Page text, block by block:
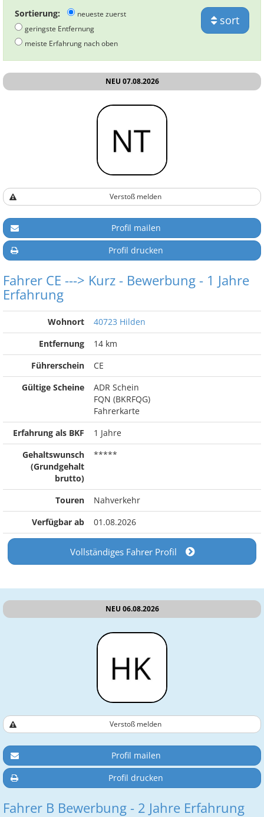
Sortierung:
neueste zuerst
geringste Entfernung
meiste Erfahrung nach oben
sort
NEU 07.08.2026
Verstoß melden
Profil mailen
Profil drucken
Fahrer CE ---> Kurz - Bewerbung - 1 Jahre
Erfahrung
Wohnort
40723 Hilden
Entfernung
14 km
Führerschein
CE
Gültige Scheine
ADR Schein
FQN (BKRFQG)
Fahrerkarte
Erfahrung als BKF
1 Jahre
Gehaltswunsch
(Grundgehalt
brutto)
*****
Touren
Nahverkehr
Verfügbar ab
01.08.2026
Vollständiges Fahrer Profil
NEU 06.08.2026
Verstoß melden
Profil mailen
Profil drucken
Fahrer B Bewerbung - 2 Jahre Erfahrung